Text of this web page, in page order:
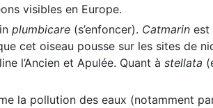
visibles en Europe.
plumbicare (s’enfoncer). Catmarin est
cet oiseau pousse sur les sites de
l’Ancien et Apulée. Quant à stellata
la pollution des eaux (notamment